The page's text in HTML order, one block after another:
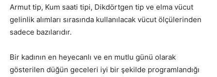
Armut tip, Kum saati tipi, Dikdörtgen tip ve elma vücut
gelinlik alımları sırasında kullanılacak vücut ölçülerinden
sadece bazılarıdır.
Bir kadının en heyecanlı ve en mutlu günü olarak
gösterilen düğün geceleri iyi bir şekilde programlandığı